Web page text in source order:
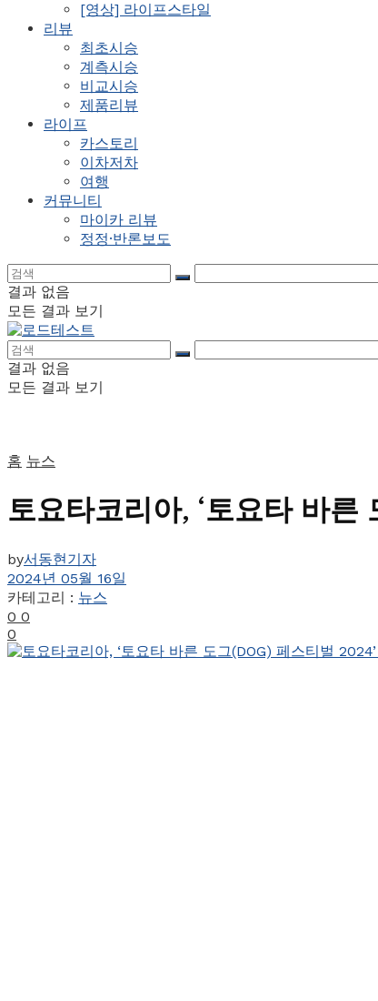
[영상] 라이프스타일
리뷰
최초시승
계측시승
비교시승
제품리뷰
라이프
카스토리
이차저차
여행
커뮤니티
마이카 리뷰
정정·반론보도
결과 없음
모든 결과 보기
결과 없음
모든 결과 보기
홈 뉴스
토요타코리아, ‘토요타 바
by서동현기자
2024년 05월 16일
카테고리 : 뉴스
0 0
0